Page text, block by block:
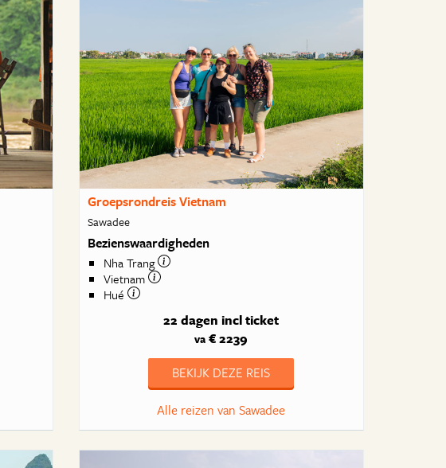
Groepsrondreis Vietnam
Sawadee
Bezienswaardigheden
Nha Trang
Vietnam
Hué
22 dagen incl ticket
va € 2239
BEKIJK DEZE REIS
Alle reizen van Sawadee